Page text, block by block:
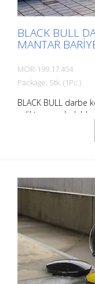
BLACK BULL
MANTAR
MOR-199.17.454
Package: Stk. (1Pc.)
BLACK BULL darbe
çelikten, sıcak
siyah/sarı
yerleştirmek için, 90/
hasarını etkili bir
trafik yollarını ve
güvence altına alır.
babaları makineleri,
sütunları, rafları,
rampalarını vb.
daldırma galvanizli
ağır yükler için.
yerlerde önerilir.